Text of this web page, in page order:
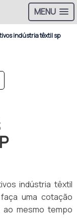
MENU
indústria têxtil sp
indústria têxtil
uma cotação
mesmo tempo